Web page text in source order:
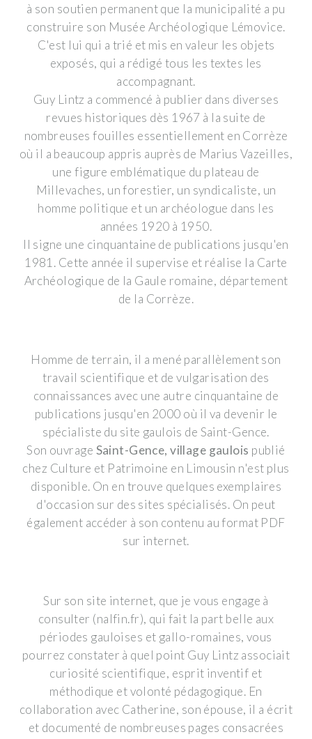
à son soutien permanent que la municipalité a pu
construire son Musée Archéologique Lémovice.
C'est lui qui a trié et mis en valeur les objets
exposés, qui a rédigé tous les textes les
accompagnant.
Guy Lintz a commencé à publier dans diverses
revues historiques dès 1967 à la suite de
nombreuses fouilles essentiellement en Corrèze
où il a beaucoup appris auprès de Marius Vazeilles,
une figure emblématique du plateau de
Millevaches, un forestier, un syndicaliste, un
homme politique et un archéologue dans les
années 1920 à 1950.
Il signe une cinquantaine de publications jusqu'en
1981. Cette année il supervise et réalise la Carte
Archéologique de la Gaule romaine, département
de la Corrèze.
Homme de terrain, il a mené parallèlement son
travail scientifique et de vulgarisation des
connaissances avec une autre cinquantaine de
publications jusqu'en 2000 où il va devenir le
spécialiste du site gaulois de Saint-Gence.
Son ouvrage Saint-Gence, village gaulois publié
chez Culture et Patrimoine en Limousin n'est plus
disponible. On en trouve quelques exemplaires
d'occasion sur des sites spécialisés. On peut
également accéder à son contenu au format PDF
sur internet.
Sur son site internet, que je vous engage à
consulter (nalfin.fr), qui fait la part belle aux
périodes gauloises et gallo-romaines, vous
pourrez constater à quel point Guy Lintz associait
curiosité scientifique, esprit inventif et
méthodique et volonté pédagogique. En
collaboration avec Catherine, son épouse, il a écrit
et documenté de nombreuses pages consacrées